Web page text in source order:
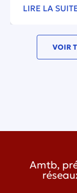
LIRE LA
VOIR
Amtb,